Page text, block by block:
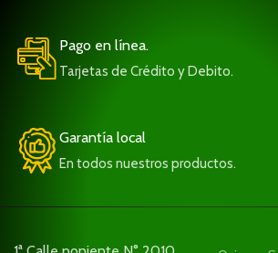
Pago en línea.
Tarjetas de Crédito y Debito.
Garantía local
En todos nuestros productos.